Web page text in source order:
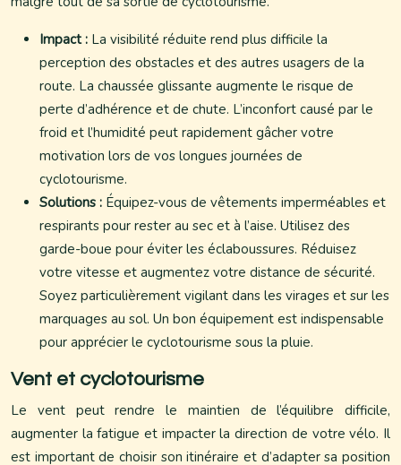
Impact : La visibilité réduite rend plus difficile la
perception des obstacles et des autres usagers de la
route. La chaussée glissante augmente le risque de
perte d’adhérence et de chute. L’inconfort causé par le
froid et l’humidité peut rapidement gâcher votre
motivation lors de vos longues journées de
cyclotourisme.
Solutions : Équipez-vous de vêtements imperméables et
respirants pour rester au sec et à l’aise. Utilisez des
garde-boue pour éviter les éclaboussures. Réduisez
votre vitesse et augmentez votre distance de sécurité.
Soyez particulièrement vigilant dans les virages et sur les
marquages au sol. Un bon équipement est indispensable
pour apprécier le cyclotourisme sous la pluie.
Vent et cyclotourisme
Le vent peut rendre le maintien de l’équilibre difficile,
augmenter la fatigue et impacter la direction de votre vélo. Il
est important de choisir son itinéraire et d’adapter sa position